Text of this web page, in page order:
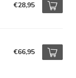
€28,95
€66,95